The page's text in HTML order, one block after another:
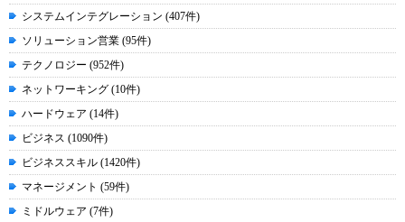
システムインテグレーション (407件)
ソリューション営業 (95件)
テクノロジー (952件)
ネットワーキング (10件)
ハードウェア (14件)
ビジネス (1090件)
ビジネススキル (1420件)
マネージメント (59件)
ミドルウェア (7件)